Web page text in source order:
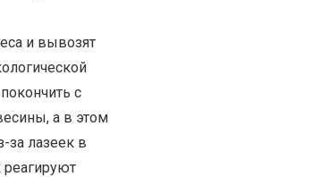
и вывозят
с
а в этом
за лазеек в
реагируют